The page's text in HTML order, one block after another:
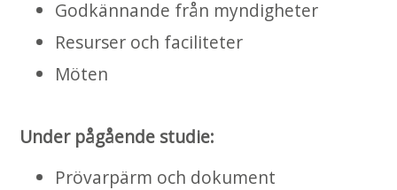
Godkännande från myndigheter
Resurser och faciliteter
Möten
Under pågående studie:
Prövarpärm och dokument